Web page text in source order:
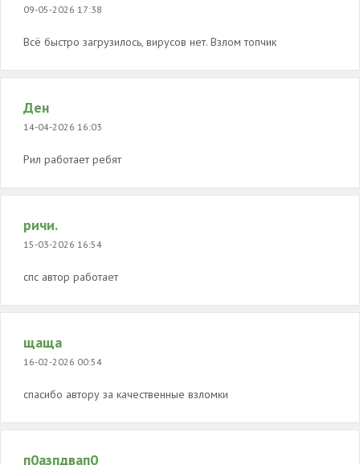
09-05-2026 17:38
Всё быстро загрузилось, вирусов нет. Взлом топчик
Ден
14-04-2026 16:03
Рил работает ребят
ричи.
15-03-2026 16:54
спс автор работает
щаща
16-02-2026 00:54
спасибо автору за качественные взломки
п0азпдвап0